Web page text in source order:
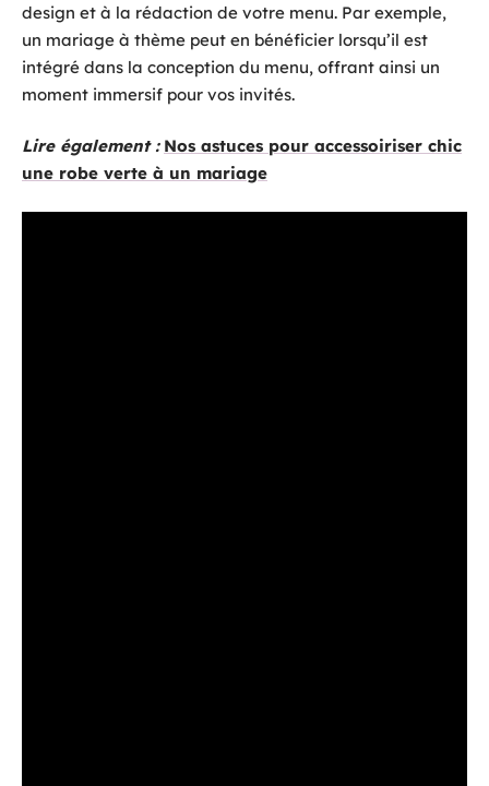
design et à la rédaction de votre menu. Par exemple,
un mariage à thème peut en bénéficier lorsqu’il est
intégré dans la conception du menu, offrant ainsi un
moment immersif pour vos invités.
Lire également : Nos astuces pour accessoiriser chic
une robe verte à un mariage